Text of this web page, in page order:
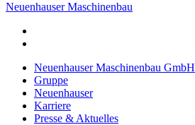
Neuenhauser Maschinenbau
Neuenhauser Maschinenbau GmbH
Gruppe
Neuenhauser
Karriere
Presse & Aktuelles